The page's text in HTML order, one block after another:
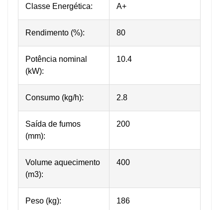
Classe Energética: A+
Rendimento (%): 80
Potência nominal
(kW):
10.4
Consumo (kg/h): 2.8
Saída de fumos
(mm):
200
Volume aquecimento
(m3):
400
Peso (kg): 186